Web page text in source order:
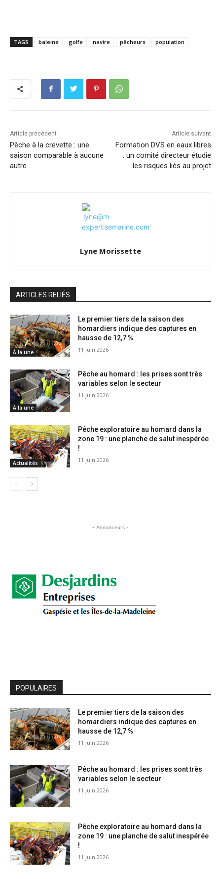
TAGS baleine golfe navire pêcheurs population
Article précédent
Pêche à la crevette : une
saison comparable à aucune
autre
Article suivant
Formation DVS en eaux libres
: un comité directeur étudie
les risques liés au projet
Lyne Morissette
ARTICLES RELIÉS
À la une
Le premier tiers de la saison des
homardiers indique des captures en
hausse de 12,7 %
11 juin 2026
À la une
Pêche au homard : les prises sont très
variables selon le secteur
11 juin 2026
Actualités
Pêche exploratoire au homard dans la
zone 19 : une planche de salut inespérée
!
11 juin 2026
- Annonceurs -
POPULAIRES
Le premier tiers de la saison des
homardiers indique des captures en
hausse de 12,7 %
11 juin 2026
Pêche au homard : les prises sont très
variables selon le secteur
11 juin 2026
Pêche exploratoire au homard dans la
zone 19 : une planche de salut inespérée
!
11 juin 2026